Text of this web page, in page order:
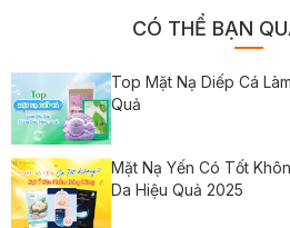
CÓ THỂ BẠN
Top Mặt Nạ Diếp Cá
Quả
Mặt Nạ Yến Có Tốt
Da Hiệu Quả 2025